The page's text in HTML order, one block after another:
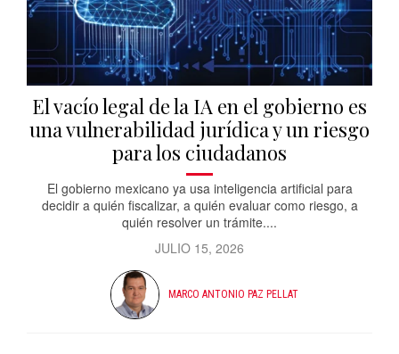
El vacío legal de la IA en el gobierno es
una vulnerabilidad jurídica y un riesgo
para los ciudadanos
El gobierno mexicano ya usa inteligencia artificial para
decidir a quién fiscalizar, a quién evaluar como riesgo, a
quién resolver un trámite....
JULIO 15, 2026
MARCO ANTONIO PAZ PELLAT